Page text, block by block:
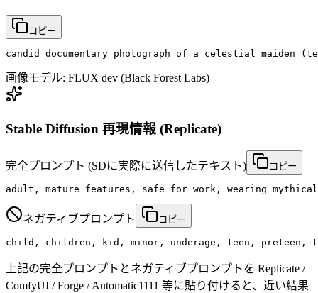
コピー
candid documentary photograph of a celestial
画像モデル: FLUX dev (Black Forest Labs)
Stable Diffusion 再現情報 (Replicate)
完全プロンプト (SDに実際に送信したテキスト) コピー
adult, mature features, safe for work, wearing
ネガティブプロンプト コピー
child, children, kid, minor, underage, teen, preteen,
上記の完全プロンプトとネガティブプロンプトを Replicate /
ComfyUI / Forge / Automatic1111 等に貼り付けると、近い結果